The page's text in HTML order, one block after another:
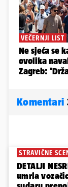
Komentari
STRAVIČNE
DETALJI
umrla